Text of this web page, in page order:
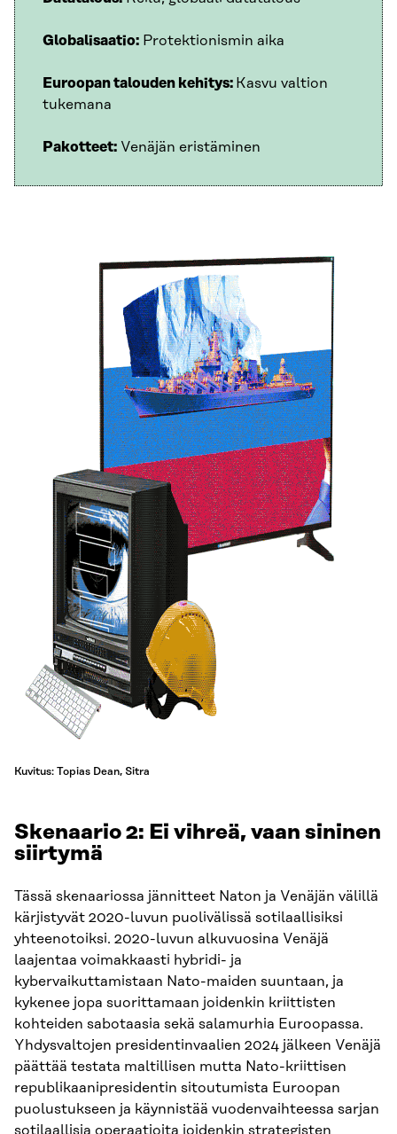
Globalisaatio: Protektionismin aika
Euroopan talouden kehitys: Kasvu valtion
tukemana
Pakotteet: Venäjän eristäminen
Kuvitus: Topias Dean, Sitra
Skenaario 2: Ei vihreä, vaan sininen
siirtymä
Tässä skenaariossa jännitteet Naton ja Venäjän välillä
kärjistyvät 2020-luvun puolivälissä sotilaallisiksi
yhteenotoiksi. 2020-luvun alkuvuosina Venäjä
laajentaa voimakkaasti hybridi- ja
kybervaikuttamistaan Nato-maiden suuntaan, ja
kykenee jopa suorittamaan joidenkin kriittisten
kohteiden sabotaasia sekä salamurhia Euroopassa.
Yhdysvaltojen presidentinvaalien 2024 jälkeen Venäjä
päättää testata maltillisen mutta Nato-kriittisen
republikaanipresidentin sitoutumista Euroopan
puolustukseen ja käynnistää vuodenvaihteessa sarjan
sotilaallisia operaatioita joidenkin strategisten